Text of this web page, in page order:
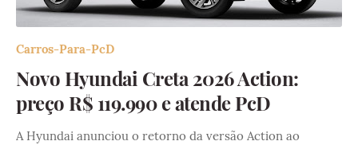
Carros-Para-PcD
Novo Hyundai Creta 2026 Action:
preço R$ 119.990 e atende PcD
A Hyundai anunciou o retorno da versão Action ao